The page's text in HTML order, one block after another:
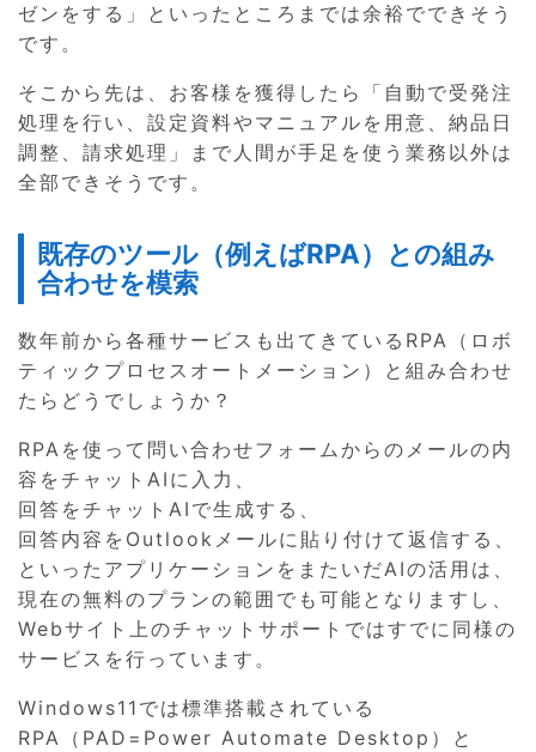
ゼンをする」といったところまでは余裕でできそう
です。
そこから先は、お客様を獲得したら「自動で受発注
処理を行い、設定資料やマニュアルを用意、納品日
調整、請求処理」まで人間が手足を使う業務以外は
全部できそうです。
既存のツール（例えばRPA）との組み
合わせを模索
数年前から各種サービスも出てきているRPA（ロボ
ティックプロセスオートメーション）と組み合わせ
たらどうでしょうか？
RPAを使って問い合わせフォームからのメールの内
容をチャットAIに入力、
回答をチャットAIで生成する、
回答内容をOutlookメールに貼り付けて返信する、
といったアプリケーションをまたいだAIの活用は、
現在の無料のプランの範囲でも可能となりますし、
Webサイト上のチャットサポートではすでに同様の
サービスを行っています。
Windows11では標準搭載されている
RPA（PAD=Power Automate Desktop）と